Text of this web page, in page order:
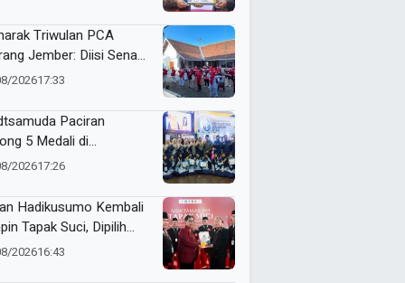
Triwulan PCA
Jember: Diisi Senam
UMKM, Lomba,
Penyuluhan Sampah
202617:33
Paciran
5 Medali di
Education
202617:26
Hadikusumo Kembali
Tapak Suci, Dipilih
untuk Periode
202616:43